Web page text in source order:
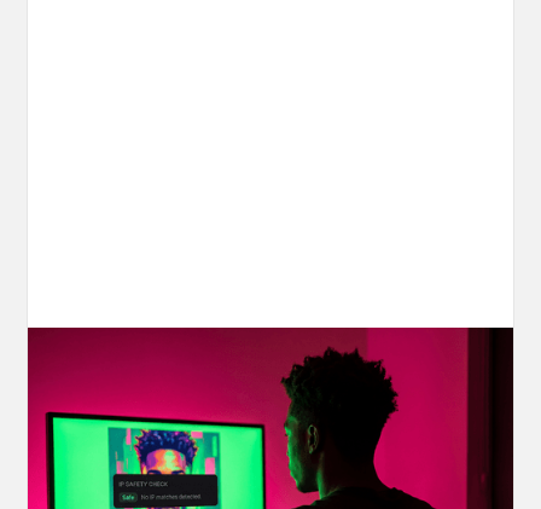
Your AI Creations, Protected: How
OpenArt's IP Safety Check Keeps
Creators Safe
You made something you love, but is it safe to
share? OpenArt's IP Safety Check, powered
by CopySight, lets you scan your creations for